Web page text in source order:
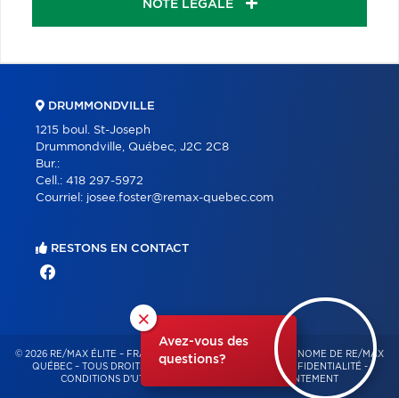
NOTE LÉGALE
×
Avez-vous des
questions?
DRUMMONDVILLE
1215 boul. St-Joseph
Drummondville, Québec, J2C 2C8
Bur.:
Cell.: 418 297-5972
Courriel: josee.foster@remax-quebec.com
RESTONS EN CONTACT
© 2026 RE/MAX ÉLITE – FRANCHISÉ INDÉPENDANT ET AUTONOME DE RE/MAX
QUÉBEC – TOUS DROITS RÉSERVÉS -
POLITIQUE DE CONFIDENTIALITÉ -
CONDITIONS D'UTILISATION
GESTION DU CONSENTEMENT